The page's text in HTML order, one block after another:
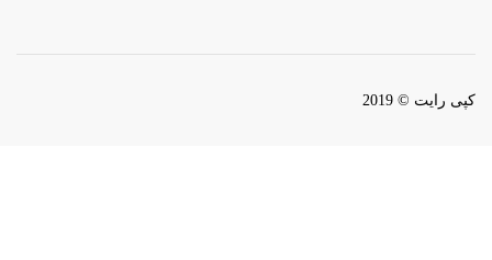
کپی رایت © 2019